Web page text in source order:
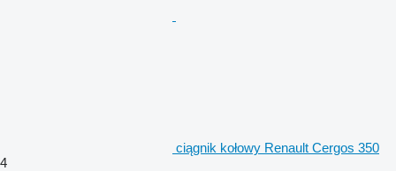
ciągnik kołowy Renault Cergos 350
4